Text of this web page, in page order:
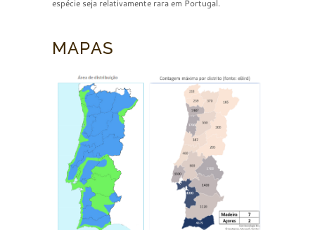
espécie seja relativamente rara em Portugal.
MAPAS